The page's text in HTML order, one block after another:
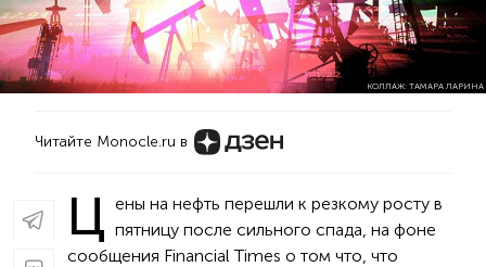
КОЛЛАЖ: ТАМАРА ЛАРИНА
Читайте Monocle.ru в
Ц ены на нефть перешли к резкому росту в
пятницу после сильного спада, на фоне
сообщения Financial Times о том что, что